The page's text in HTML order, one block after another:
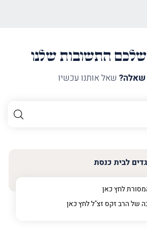
התשובות שלנו
שאלה? שאל אותנו עכשיו
לבית כנסת
לחץכאן
של הרב זקס זצ"ל לחץכאן